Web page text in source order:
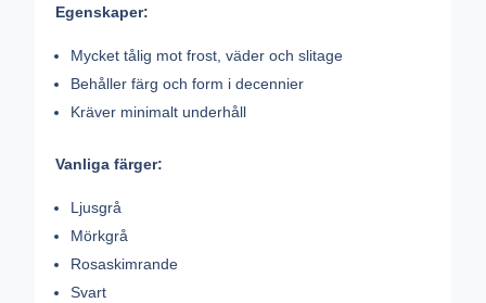
Egenskaper:
Mycket tålig mot frost, väder och slitage
Behåller färg och form i decennier
Kräver minimalt underhåll
Vanliga färger:
Ljusgrå
Mörkgrå
Rosaskimrande
Svart